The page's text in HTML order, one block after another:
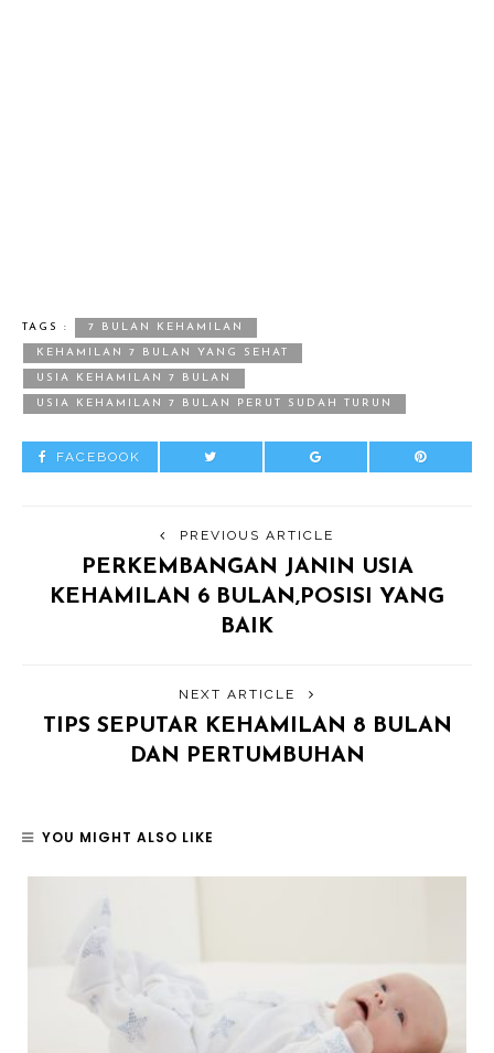
TAGS : 7 BULAN KEHAMILAN
KEHAMILAN 7 BULAN YANG SEHAT
USIA KEHAMILAN 7 BULAN
USIA KEHAMILAN 7 BULAN PERUT SUDAH TURUN
FACEBOOK
PREVIOUS ARTICLE
PERKEMBANGAN JANIN USIA
KEHAMILAN 6 BULAN,POSISI YANG
BAIK
NEXT ARTICLE
TIPS SEPUTAR KEHAMILAN 8 BULAN
DAN PERTUMBUHAN
YOU MIGHT ALSO LIKE